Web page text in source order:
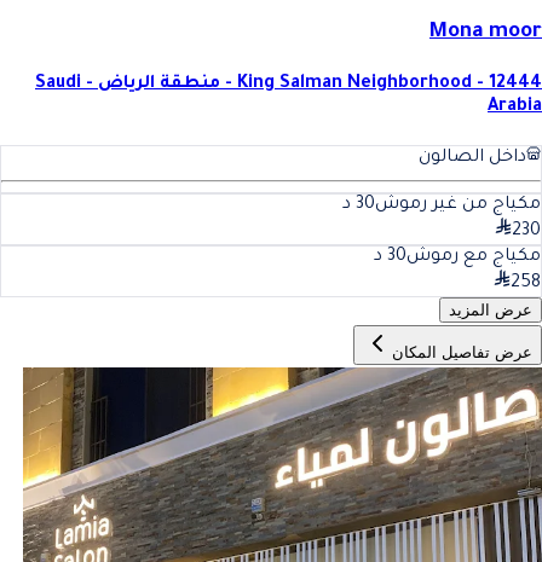
Mona moor
King Salman Neighborhood - 12444 - منطقة الرياض - Saudi
Arabia
داخل الصالون
مكياج من غير رموش30 د
230
مكياج مع رموش30 د
258
عرض المزيد
عرض تفاصيل المكان